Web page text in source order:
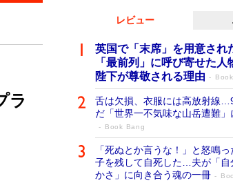
ラ
レビュー
英国で「末席」を用意され
「最前列」に呼び寄せた
陛下が尊敬される理由
舌は欠損、衣服には高放射線
だ「世界一不気味な山岳遭難」
Book Bang
「死ぬとか言うな！」と怒鳴
子を残して自死した…夫が「自
かさ」に向き合う魂の一冊